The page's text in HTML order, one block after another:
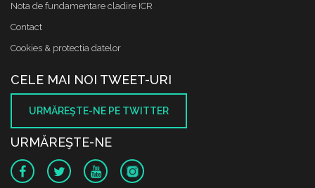
Nota de fundamentare cladire ICR
Contact
Cookies & protectia datelor
CELE MAI NOI TWEET-URI
URMĂREŞTE-NE PE TWITTER
URMĂREŞTE-NE